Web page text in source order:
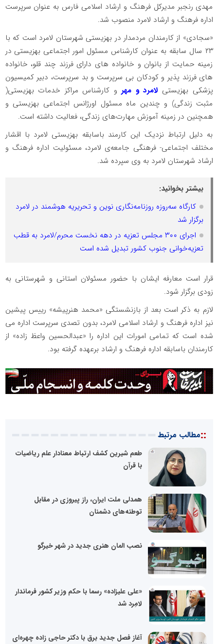
مهدی رنجبر مدیرکل فرهنگ و ارشاد اسلامی فارس به عنوان سرپرست
اداره فرهنگ و ارشاد لامرد منصوب شد.
«سجادی» از کارمندان مردمدار در بهزیستی شهرستان لامرد است که با
٢٣ سال سابقه به عنوان کارشناس مسئول امور اجتماعی بهزیستی در
زمینه حمایت از بانوان و خانواده های دارای فرزند چند قلو، خانواده
های فرزند پذیر و کودکان بی سرپرست و بد سرپرست، دبیر کمیسیون
پزشکی بهزیستی لامرد و مهر و کارشناس مراکز خدمات بهزیستی(
مثبت زندگی) و چندین ماه مسئول اورژانس اجتماعی بهزیستی و
همچنین در زمینه آموزش مهارت‌های زندگی، فعالیت داشته است.
به دلیل ارتباط نزدیک این کارمند باسابقه بهزیستی لامرد با اقشار
مختلف اجتماعی- فرهنگی جامعه‌ی لامرد، مسئولیت اداره فرهنگ و
ارشاد شهرستان لامرد به وی سپرده شد.
بیشتر بخوانید:
کارگاه سه‌روزه روزنامه‌نگاری نوین و تحریریه هوشمند در لامرد
برگزار شد
اجرای ۳۰۰ مجلس تعزیه در دهه نخست محرم/لامرد به قطب
تعزیه‌خوانی جنوب کشور تبدیل شده است
قرار است معارفه ایشان با حضور مسئولان استانی و شهرستانی به
زودی برگزار شود.
لازم به ذکر است بعد از بازنشستگی «محمد هنرپیشه» رییس پیشین
نیز اداره فرهنگ و ارشاد اسلامی لامرد، بدون تصدی سرپرست اداره می
شده است که تمامی امورات این اداره را «عبدالحسین واعظ زاده» از
کارمندان باسابقه اداره فرهنگ و ارشاد برعهده گرفته بود.
::مطالب مرتبط
طعم شیرین کشف ارتباط معنادار علم ریاضیات
با قرآن
همدلی ملت ایران، راز پیروزی در مقابل
توطئه‌های دشمنان
نصب المان هنری جدید در شهر خیرگو
«علی علیزاده» رسما با حکم وزیر کشور فرماندار
لامِرد شد
آغاز فصل جدید برق با دکتر حاجی زاده چهره‌ای